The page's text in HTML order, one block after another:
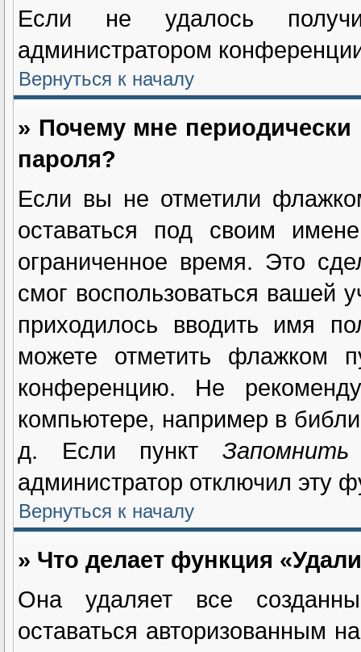
Если не удалось
администратором
Вернуться к началу
» Почему мне
пароля?
Если вы не отметили
оставаться под своим
ограниченное время. Это
смог воспользоваться вашей
приходилось вводить имя
можете отметить флажком
конференцию. Не
компьютере, например в
д. Если пункт
администратор отключил эту
Вернуться к началу
» Что делает функция
Она удаляет все
оставаться авторизованным